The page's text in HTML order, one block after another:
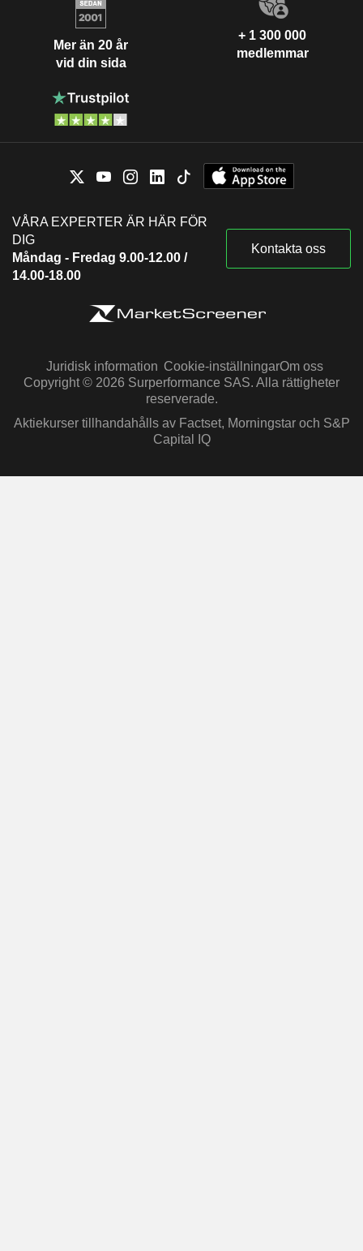
Mer än 20 år
vid din sida
+ 1 300 000
medlemmar
VÅRA EXPERTER ÄR HÄR FÖR
DIG
Måndag - Fredag 9.00-12.00 /
14.00-18.00
Kontakta oss
Juridisk information Cookie-inställningarOm oss
Copyright © 2026 Surperformance SAS. Alla rättigheter
reserverade.
Aktiekurser tillhandahålls av Factset, Morningstar och S&P
Capital IQ